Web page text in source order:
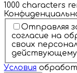
1000 characters
Отправляя
согласие на
своих
действующему
Условия